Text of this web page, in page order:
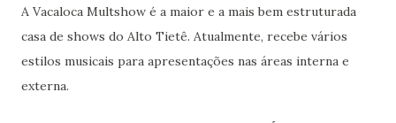
A Vacaloca Multshow é a maior e a mais bem estruturada
casa de shows do Alto Tietê. Atualmente, recebe vários
estilos musicais para apresentações nas áreas interna e
externa.